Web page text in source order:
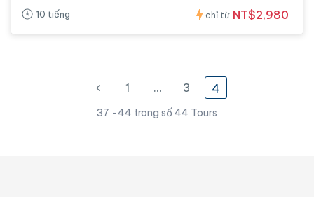
10 tiếng chỉ từ NT$2,980
1 … 3 4
37 -44 trong số 44 Tours